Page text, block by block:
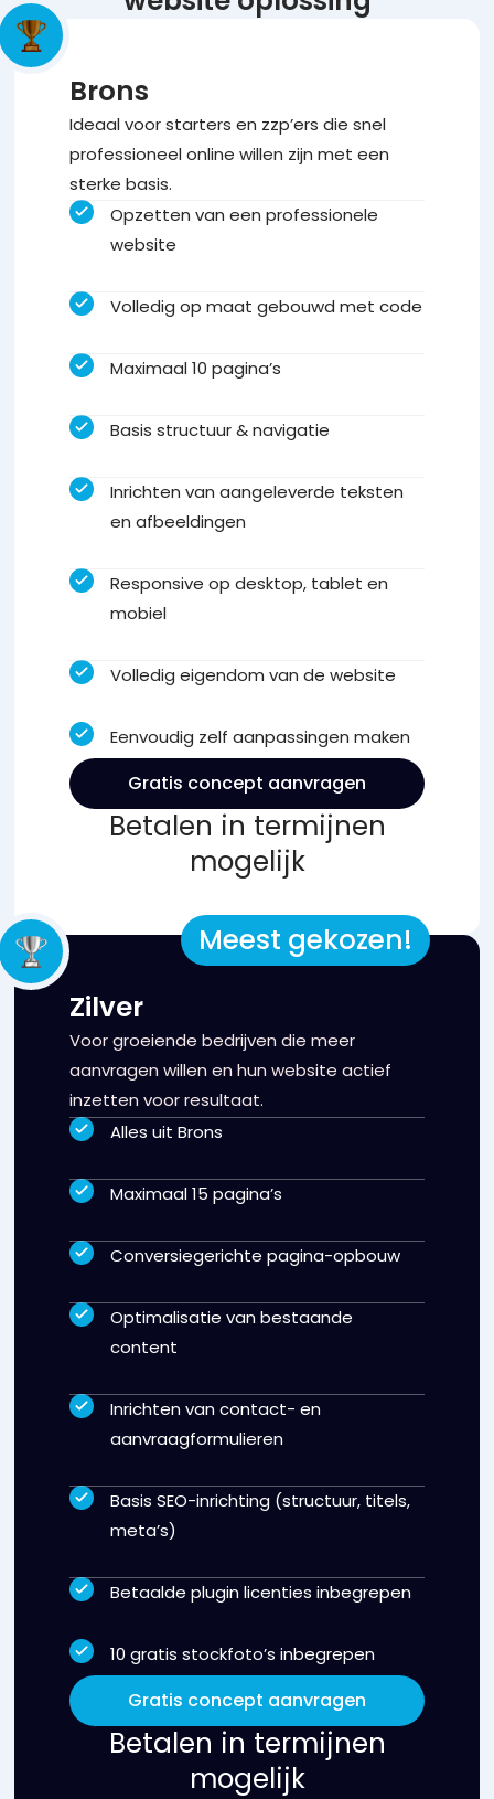
Brons
Ideaal voor starters en zzp’ers die snel
professioneel online willen zijn met een
sterke basis.
Opzetten van een professionele
website
Volledig op maat gebouwd met code
Maximaal 10 pagina’s
Basis structuur & navigatie
Inrichten van aangeleverde teksten
en afbeeldingen
Responsive op desktop, tablet en
mobiel
Volledig eigendom van de website
Eenvoudig zelf aanpassingen maken
Gratis concept aanvragen
Betalen in termijnen
mogelijk
Zilver
Voor groeiende bedrijven die meer
aanvragen willen en hun website actief
inzetten voor resultaat.
Alles uit Brons
Maximaal 15 pagina’s
Conversiegerichte pagina-opbouw
Optimalisatie van bestaande
content
Inrichten van contact- en
aanvraagformulieren
Basis SEO-inrichting (structuur, titels,
meta’s)
Betaalde plugin licenties inbegrepen
10 gratis stockfoto’s inbegrepen
Gratis concept aanvragen
Betalen in termijnen
mogelijk
Meest gekozen!